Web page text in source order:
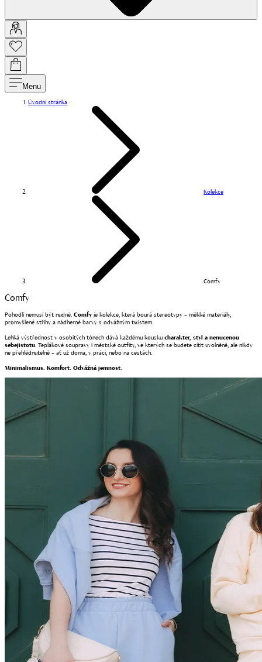
Menu
Úvodní stránka
Kolekce
Comfy
Comfy
Pohodlí nemusí být nudné. Comfyje kolekce, která bourá stereotypy – měkké materiály,
promyšlené střihy a nádherné barvy s odvážným twistem.
Lehká výstřednost v osobitých tónech dává každému kousku charakter, styl a nenucenou
sebejistotu. Teplákové soupravy i městské outfity, ve kterých se budete cítit uvolněně, ale nikdy
ne přehlédnutelně – ať už doma, v práci, nebo na cestách.
Minimalismus. Komfort. Odvážná jemnost.